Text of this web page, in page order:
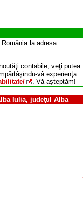
la adresa
contabile, veţi putea
vă experienţa.
. Vă aşteptăm!
Iulia, judeţul Alba